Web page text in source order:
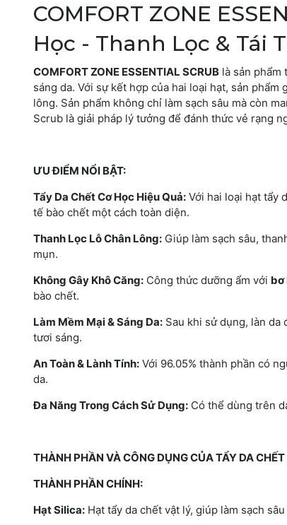
COMFORT ZONE
Học - Thanh Lọc & Tái
COMFORT ZONE ESSENTIAL SCRUB là sản phẩm
sáng da. Với sự kết hợp của hai loại hạt, sản
lông. Sản phẩm không chỉ làm sạch sâu mà còn
Scrub là giải pháp lý tưởng để đánh thức vẻ rạng
ƯU ĐIỂM NỔI BẬT:
Tẩy Da Chết Cơ Học Hiệu Quả: Với hai loại hạt tẩy
tế bào chết một cách toàn diện.
Thanh Lọc Lỗ Chân Lông: Giúp làm sạch sâu,
mụn.
Không Gây Khô Căng: Công thức dưỡng ẩm với bơ
bào chết.
Làm Mềm Mại & Sáng Da: Sau khi sử dụng, làn
tươi sáng.
An Toàn & Lành Tính: Với 96.05% thành phần có
da.
Đa Năng Trong Cách Sử Dụng: Có thể dùng trên
THÀNH PHẦN VÀ CÔNG DỤNG CỦA TẨY DA
THÀNH PHẦN CHÍNH:
Hạt Silica: Hạt tẩy da chết vật lý, giúp làm sạch